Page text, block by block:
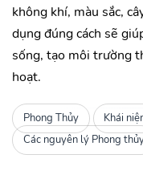
không khí, màu sắc,
dụng đúng cách sẽ
sống, tạo môi trường
hoạt.
Phong Thủy
Khái
Các nguyên lý Phong